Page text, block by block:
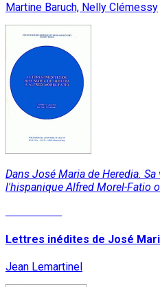
Martine Baruch, Nelly Clémessy
Dans José Maria de Heredia.
l'hispanique Alfred Morel-Fatio
Lettres inédites de José
Jean Lemartinel